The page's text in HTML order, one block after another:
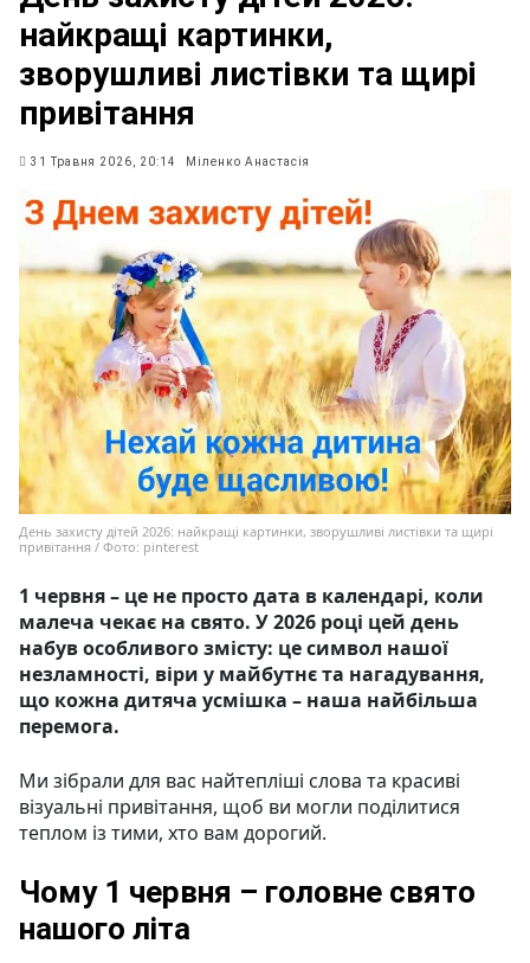
найкращі картинки,
зворушливі листівки та щирі
привітання
31 Травня 2026, 20:14 Міленко Анастасія
День захисту дітей 2026: найкращі картинки, зворушливі листівки та щирі
привітання / Фото: pinterest
1 червня – це не просто дата в календарі, коли
малеча чекає на свято. У 2026 році цей день
набув особливого змісту: це символ нашої
незламності, віри у майбутнє та нагадування,
що кожна дитяча усмішка – наша найбільша
перемога.
Ми зібрали для вас найтепліші слова та красиві
візуальні привітання, щоб ви могли поділитися
теплом із тими, хто вам дорогий.
Чому 1 червня – головне свято
нашого літа